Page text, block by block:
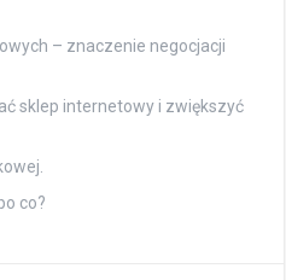
– znaczenie negocjacji
sklep internetowy i zwiększyć
co?